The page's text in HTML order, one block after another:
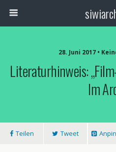
28. Juni 2017 •
Literaturhinweis:
Im
Teilen Tweet